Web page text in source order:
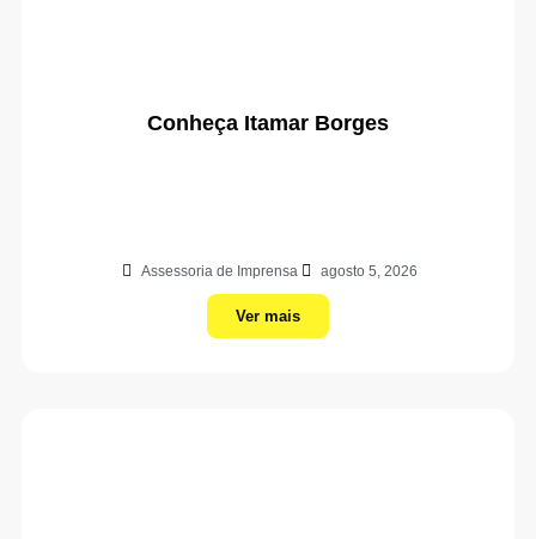
Conheça Itamar Borges
Assessoria de Imprensa agosto 5, 2026
Ver mais